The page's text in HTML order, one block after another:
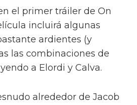
el primer tráiler de On
incluirá algunas
ardientes (y
las combinaciones de
a Elordi y Calva.
alrededor de Jacob